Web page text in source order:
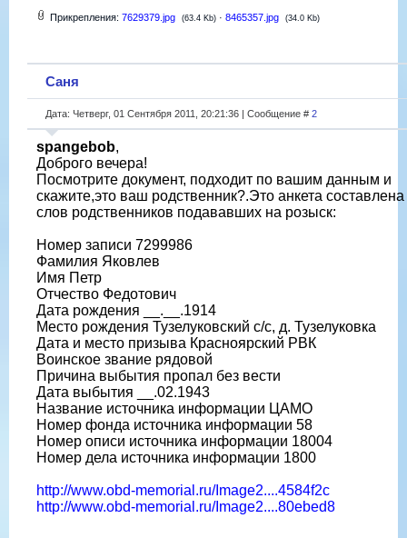
Прикрепления: 7629379.jpg (63.4 Kb) · 8465357.jpg (34.0 Kb)
Саня
Дата: Четверг, 01 Сентября 2011, 20:21:36 | Сообщение # 2
spangebob,
Доброго вечера!
Посмотрите документ, подходит по вашим данным и
скажите,это ваш родственник?.Это анкета составлена
слов родственников подававших на розыск:
Номер записи 7299986
Фамилия Яковлев
Имя Петр
Отчество Федотович
Дата рождения __.__.1914
Место рождения Тузелуковский с/с, д. Тузелуковка
Дата и место призыва Красноярский РВК
Воинское звание рядовой
Причина выбытия пропал без вести
Дата выбытия __.02.1943
Название источника информации ЦАМО
Номер фонда источника информации 58
Номер описи источника информации 18004
Номер дела источника информации 1800
http://www.obd-memorial.ru/Image2....4584f2c
http://www.obd-memorial.ru/Image2....80ebed8